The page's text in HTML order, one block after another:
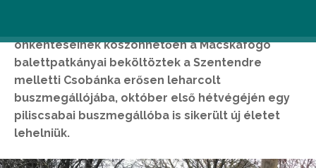
önkénteseinek köszönhetően a Macskafogó
balettpatkányai beköltöztek a Szentendre
melletti Csobánka erősen leharcolt
buszmegállójába, október első hétvégéjén egy
piliscsabai buszmegállóba is sikerült új életet
lehelniük.